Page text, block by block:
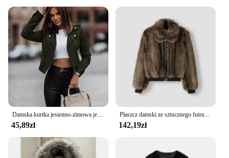
45,89zł
Płaszcz damski ze sztucznego futra z pełnym rękawem i zamkiem błyskawicznym Kurtka damska 2024 Jesień Zima Gruba moda Vintage Prosty płaszcz damski
142,19zł